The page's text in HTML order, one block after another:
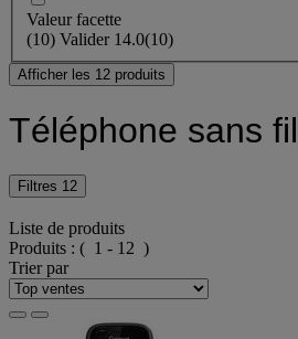
Valeur facette
(10) Valider 14.0(10)
Afficher les 12 produits
Téléphone sans
Filtres 12
Liste de produits
Produits : ( 1 - 12 )
Trier par